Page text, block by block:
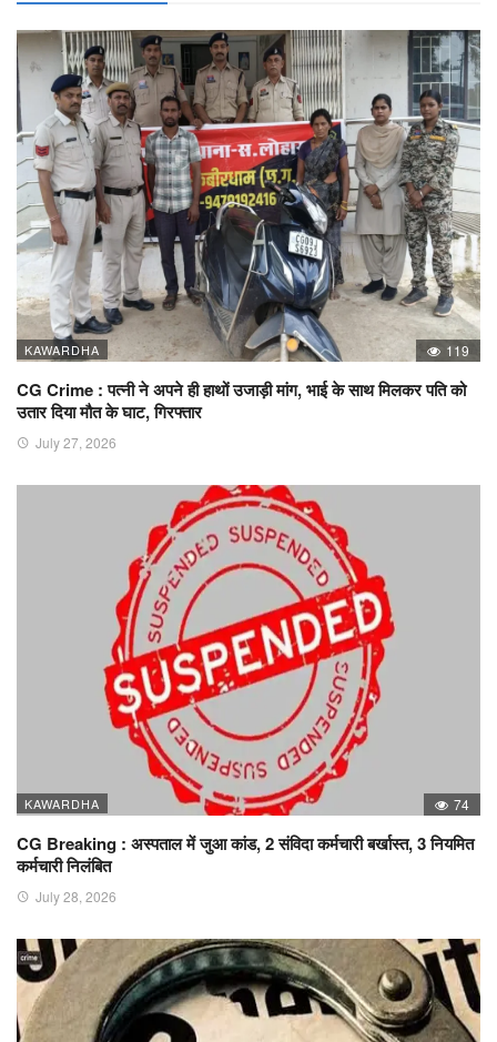
KAWARDHA 119
CG Crime : पत्नी ने अपने ही हाथों उजाड़ी मांग, भाई के साथ मिलकर पति को
उतार दिया मौत के घाट, गिरफ्तार
July 27, 2026
KAWARDHA 74
CG Breaking : अस्पताल में जुआ कांड, 2 संविदा कर्मचारी बर्खास्त, 3 नियमित
कर्मचारी निलंबित
July 28, 2026